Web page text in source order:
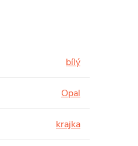
bílý
Opal
krajka